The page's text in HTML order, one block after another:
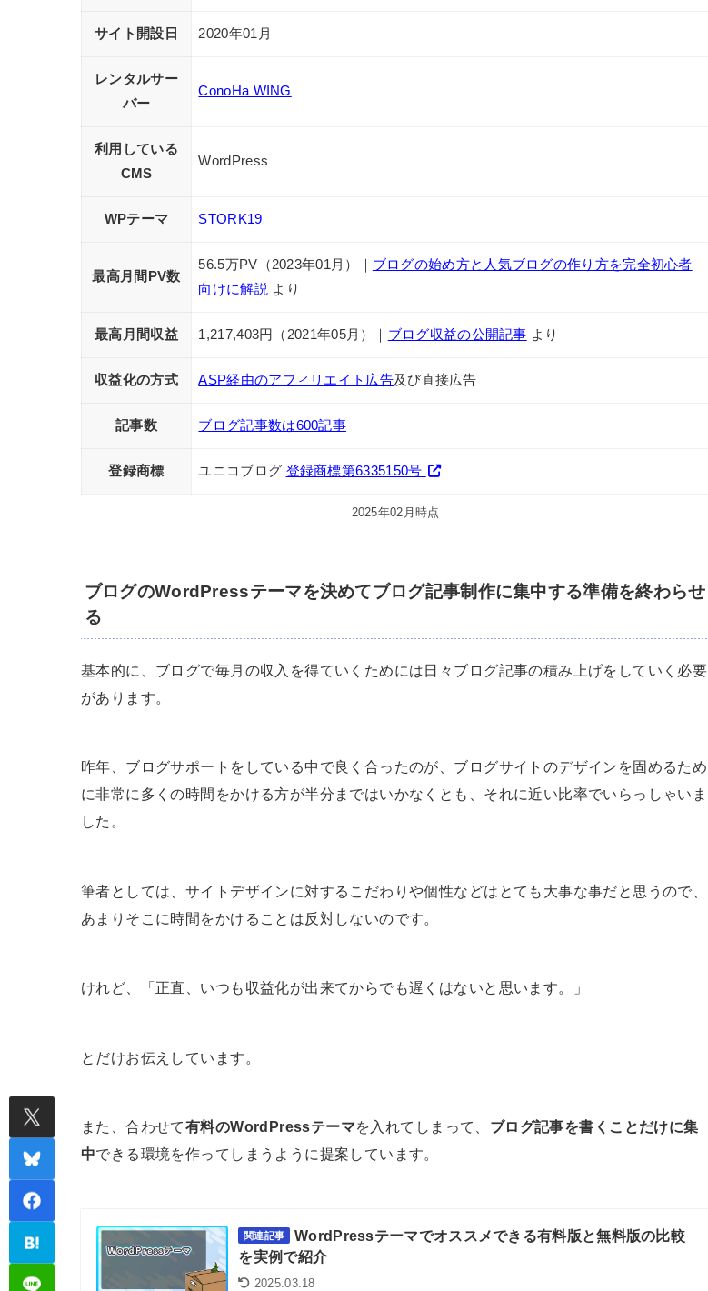
サイト開設日 2020年01月
レンタルサー
バー
ConoHa WING
利用している
CMS
WordPress
WPテーマ STORK19
最高月間PV数
56.5万PV（2023年01月）｜ ブログの始め方と人気ブログの作り方を完全初心者
向けに解説 より
最高月間収益 1,217,403円（2021年05月）｜ ブログ収益の公開記事 より
収益化の方式 ASP経由のアフィリエイト広告及び直接広告
記事数 ブログ記事数は600記事
登録商標 ユニコブログ 登録商標第6335150号
2025年02月時点
ブログのWordPressテーマを決めてブログ記事制作に集中する準備を終わらせ
る
基本的に、ブログで毎月の収入を得ていくためには日々ブログ記事の積み上げをしていく必要
があります。
昨年、ブログサポートをしている中で良く合ったのが、ブログサイトのデザインを固めるため
に非常に多くの時間をかける方が半分まではいかなくとも、それに近い比率でいらっしゃいま
した。
筆者としては、サイトデザインに対するこだわりや個性などはとても大事な事だと思うので、
あまりそこに時間をかけることは反対しないのです。
けれど、「正直、いつも収益化が出来てからでも遅くはないと思います。」
とだけお伝えしています。
また、合わせて有料のWordPressテーマを入れてしまって、 ブログ記事を書くことだけに集
中できる環境を作ってしまうように提案しています。
関連記事
WordPressテーマでオススメできる有料版と無料版の比較
を実例で紹介
2025.03.18